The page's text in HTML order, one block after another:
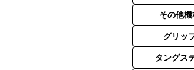
その他機
グリッ
タングス